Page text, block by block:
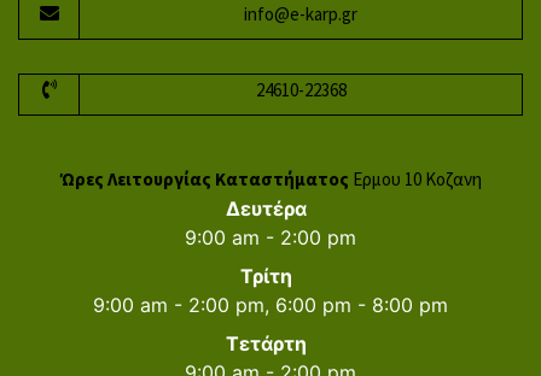
info@e-karp.gr
24610-22368
Ώρες Λειτουργίας Καταστήματος Ερμου 10 Κοζανη
Δευτέρα
9:00 am - 2:00 pm
Τρίτη
9:00 am - 2:00 pm, 6:00 pm - 8:00 pm
Τετάρτη